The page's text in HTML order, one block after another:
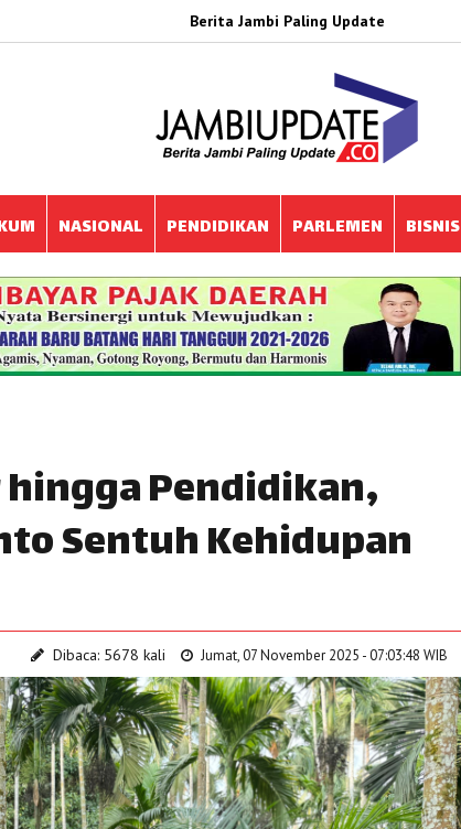
Berita Jambi Paling Update
NASIONAL PENDIDIKAN PARLEMEN BISNIS
Pendidikan,
Sentuh Kehidupan
Dibaca: 5678 kali Jumat, 07 November 2025 - 07:03:48 WIB